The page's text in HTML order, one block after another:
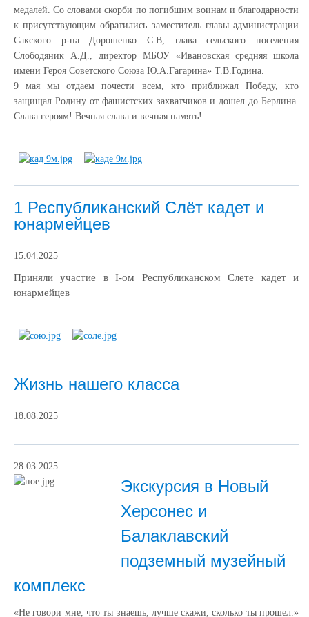
медалей. Со словами скорби по погибшим воинам и благодарности
к присутствующим обратились заместитель главы администрации
Сакского р-на Дорошенко С.В, глава сельского поселения
Слободяник А.Д., директор МБОУ «Ивановская средняя школа
имени Героя Советского Союза Ю.А.Гагарина» Т.В.Година.
9 мая мы отдаем почести всем, кто приближал Победу, кто
защищал Родину от фашистских захватчиков и дошел до Берлина.
Слава героям! Вечная слава и вечная память!
1 Республиканский Слёт кадет и
юнармейцев
15.04.2025
Приняли участие вI-ом Республиканском Слете кадет и
юнармейцев
Жизнь нашего класса
18.08.2025
28.03.2025
Экскурсия в Новый
Херсонес и
Балаклавский
подземный музейный
комплекс
«Не говори мне, что ты знаешь, лучше скажи, сколько ты прошел.»